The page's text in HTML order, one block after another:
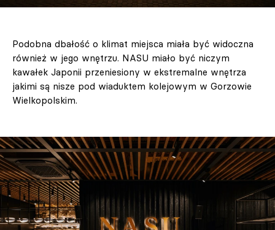
Podobna dbałość o klimat miejsca miała być widoczna
również w jego wnętrzu. NASU miało być niczym
kawałek Japonii przeniesiony w ekstremalne wnętrza
jakimi są nisze pod wiaduktem kolejowym w Gorzowie
Wielkopolskim.